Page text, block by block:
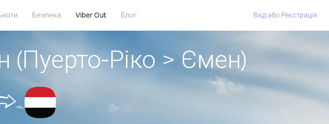
Безпека Viber Out Блог Вхід або Pеєстрація
(Пуерто-Ріко > Ємен)